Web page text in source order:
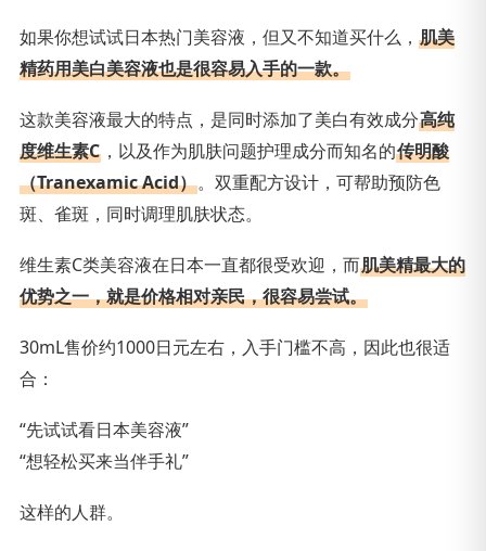
如果你想试试日本热门美容液，但又不知道买什么， 肌美
精药用美白美容液也是很容易入手的一款。
这款美容液最大的特点，是同时添加了美白有效成分高纯
度维生素C ，以及作为肌肤问题护理成分而知名的传明酸
（Tranexamic Acid）。双重配方设计，可帮助预防色
斑、雀斑，同时调理肌肤状态。
维生素C类美容液在日本一直都很受欢迎，而肌美精最大的
优势之一，就是价格相对亲民，很容易尝试。
30mL售价约1000日元左右，入手门槛不高，因此也很适
合：
“先试试看日本美容液”
“想轻松买来当伴手礼”
这样的人群。